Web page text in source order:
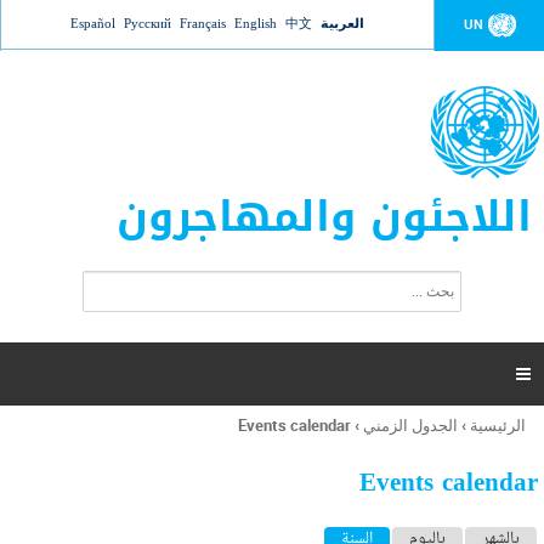
Jump to navigation UN العربية 中文
English
Français
Русский
Español
اللاجئون والمهاجرون
ت
ر
ل
ح
ب

أنت
هنا
الرئيسية › الجدول الزمني ›
Events calendar
Events calendar